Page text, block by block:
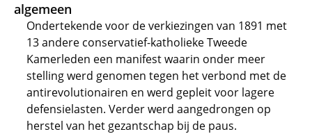
algemeen
Ondertekende voor de verkiezingen van 1891 met
13 andere conservatief-katholieke Tweede
Kamerleden een manifest waarin onder meer
stelling werd genomen tegen het verbond met de
antirevolutionairen en werd gepleit voor lagere
defensielasten. Verder werd aangedrongen op
herstel van het gezantschap bij de paus.